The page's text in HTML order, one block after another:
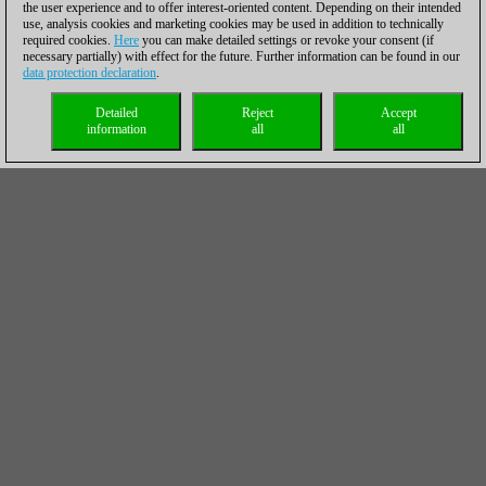
the user experience and to offer interest-oriented content. Depending on their intended
use, analysis cookies and marketing cookies may be used in addition to technically
required cookies. Here you can make detailed settings or revoke your consent (if
necessary partially) with effect for the future. Further information can be found in our
data protection declaration.
Accept
all
Reject
all
Detailed
information